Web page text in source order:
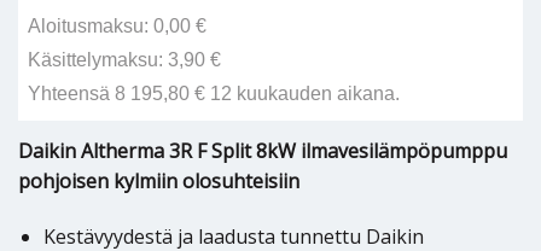
Aloitusmaksu: 0,00 €
Käsittelymaksu: 3,90 €
Yhteensä 8 195,80 € 12 kuukauden aikana.
Daikin Altherma 3R F Split 8kW ilmavesilämpöpumppu
pohjoisen kylmiin olosuhteisiin
Kestävyydestä ja laadusta tunnettu Daikin